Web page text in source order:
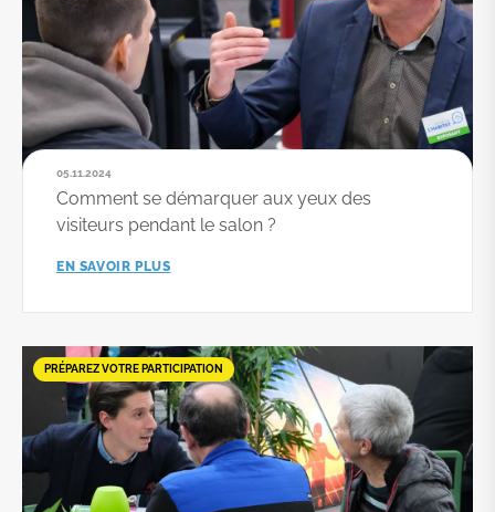
05.11.2024
Comment se démarquer aux yeux des
visiteurs pendant le salon ?
EN SAVOIR PLUS
PRÉPAREZ VOTRE PARTICIPATION